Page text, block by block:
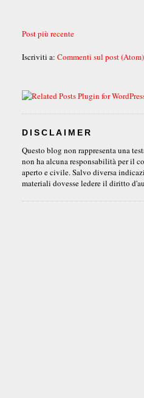
Post più recente
Iscriviti a:Commenti sul post (Atom)
DISCLAIMER
Questo blog non rappresenta una
non ha alcuna responsabilità per il
aperto e civile. Salvo diversa
materiali dovesse ledere il diritto